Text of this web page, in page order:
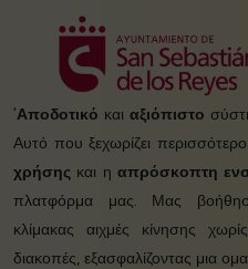
‘Αποδοτικό και αξιόπιστο
Αυτό που ξεχωρίζει
χρήσης και ηαπρόσκοπτη
πλατφόρμα μας. Μας
κλίμακας αιχμές κίνησης
διακοπές, εξασφαλίζοντας μια